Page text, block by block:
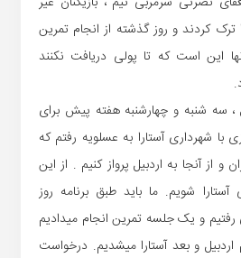
ترک کردند و روز گذشته از انجام تمرین
این است که تا پولی دریافت نکنند
، سه شنبه و چهارشنبه هفته پیش برای
با شهرداری آستارا به عسلویه رفتم که
و از آنجا به اردبیل پرواز کنیم . از این
شویم. ما باید طبق برنامه روز
رفتیم و یک جلسه تمرین انجام میدادیم
و بعد آستارا میشدیم. درخواست